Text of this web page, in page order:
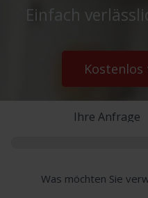
Einfach
Ihre Anfrage
Was möchten Sie